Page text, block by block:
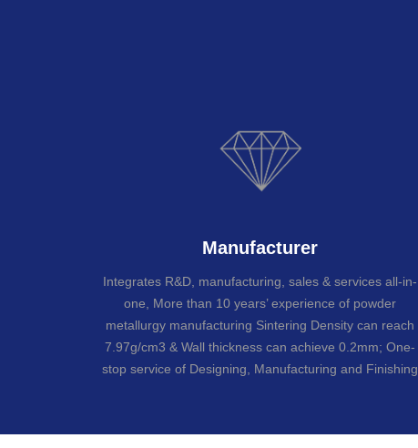
Manufacturer
Integrates R&D, manufacturing, sales & services all-in-
one, More than 10 years’ experience of powder
metallurgy manufacturing Sintering Density can reach
7.97g/cm3 & Wall thickness can achieve 0.2mm; One-
stop service of Designing, Manufacturing and Finishing